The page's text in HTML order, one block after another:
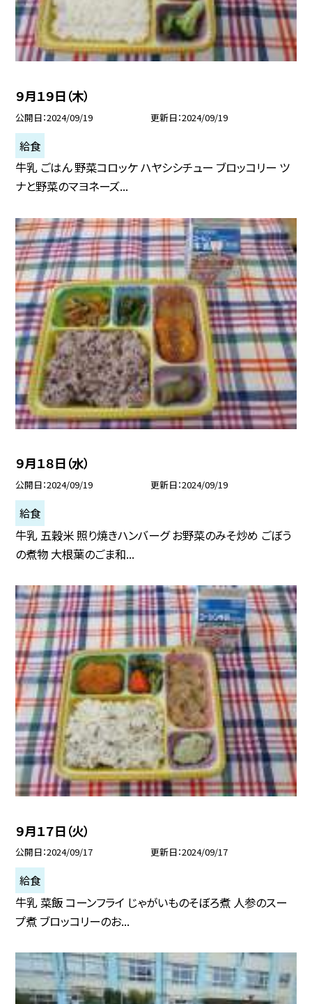
９月１９日（木）
公開日 2024/09/19 更新日 2024/09/19
給食
牛乳 ごはん 野菜コロッケ ハヤシシチュー ブロッコリー ツ
ナと野菜のマヨネーズ...
９月１８日（水）
公開日 2024/09/19 更新日 2024/09/19
給食
牛乳 五穀米 照り焼きハンバーグ お野菜のみそ炒め ごぼう
の煮物 大根葉のごま和...
９月１７日（火）
公開日 2024/09/17 更新日 2024/09/17
給食
牛乳 菜飯 コーンフライ じゃがいものそぼろ煮 人参のスー
プ煮 ブロッコリーのお...